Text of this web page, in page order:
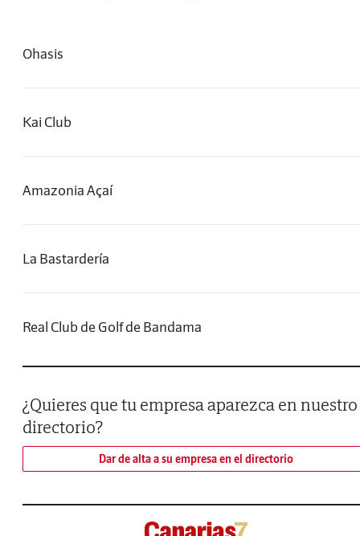
Ohasis
Kai Club
Amazonia Açaí
La Bastardería
Real Club de Golf de Bandama
¿Quieres que tu empresa aparezca en nuestro
directorio?
Dar de alta a su empresa en el directorio